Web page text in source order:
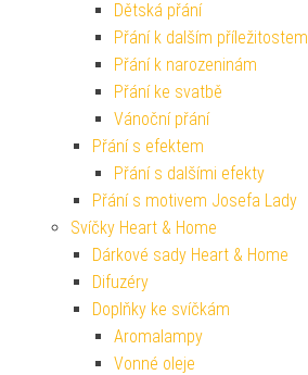
Dětská přání
Přání k dalším příležitostem
Přání k narozeninám
Přání ke svatbě
Vánoční přání
Přání s efektem
Přání s dalšími efekty
Přání s motivem Josefa Lady
Svíčky Heart & Home
Dárkové sady Heart & Home
Difuzéry
Doplňky ke svíčkám
Aromalampy
Vonné oleje